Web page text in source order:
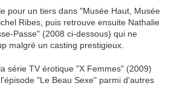
pour un tiers dans "Musée Haut, Musée
Ribes, puis retrouve ensuite Nathalie
Passe" (2008 ci-dessous) qui ne
malgré un casting prestigieux.
série TV érotique "X Femmes" (2009)
"Le Beau Sexe" parmi d'autres